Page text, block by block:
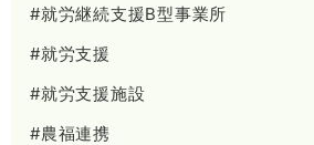
#就労継続支援B型事業所
#就労支援
#就労支援施設
#農福連携